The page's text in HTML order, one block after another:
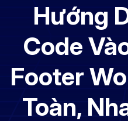
Hướng
Code
Footer
Toàn,